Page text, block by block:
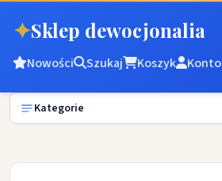
✦Sklep dewocjonalia
Nowości Szukaj Koszyk Konto
Kategorie